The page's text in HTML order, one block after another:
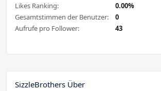
Likes Ranking:
0.00%
Gesamtstimmen der Benutzer:
0
Aufrufe pro Follower:
43
SizzleBrothers Über